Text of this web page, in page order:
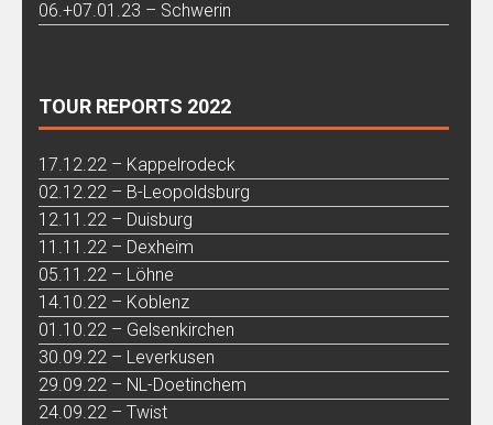
06.+07.01.23 – Schwerin
TOUR REPORTS 2022
17.12.22 – Kappelrodeck
02.12.22 – B-Leopoldsburg
12.11.22 – Duisburg
11.11.22 – Dexheim
05.11.22 – Löhne
14.10.22 – Koblenz
01.10.22 – Gelsenkirchen
30.09.22 – Leverkusen
29.09.22 – NL-Doetinchem
24.09.22 – Twist